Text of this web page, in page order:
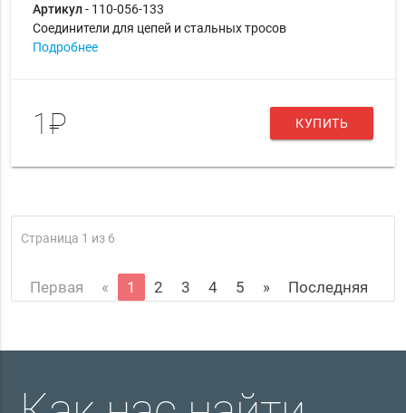
Артикул- 110-056-133
Соединители для цепей и стальных тросов
Подробнее
1₽ КУПИТЬ
Страница 1 из 6
Первая « 1 2 3 4 5 » Последняя